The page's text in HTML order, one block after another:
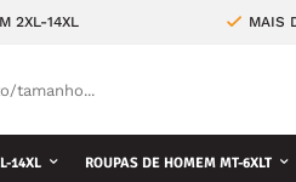
2XL-14XL MAIS
14XL ROUPAS DE HOMEM MT-6XLT